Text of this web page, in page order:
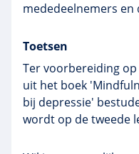
mededeelnemers en
Toetsen
Ter voorbereiding op
uit het boek
bij depressie'
wordt op de tweede